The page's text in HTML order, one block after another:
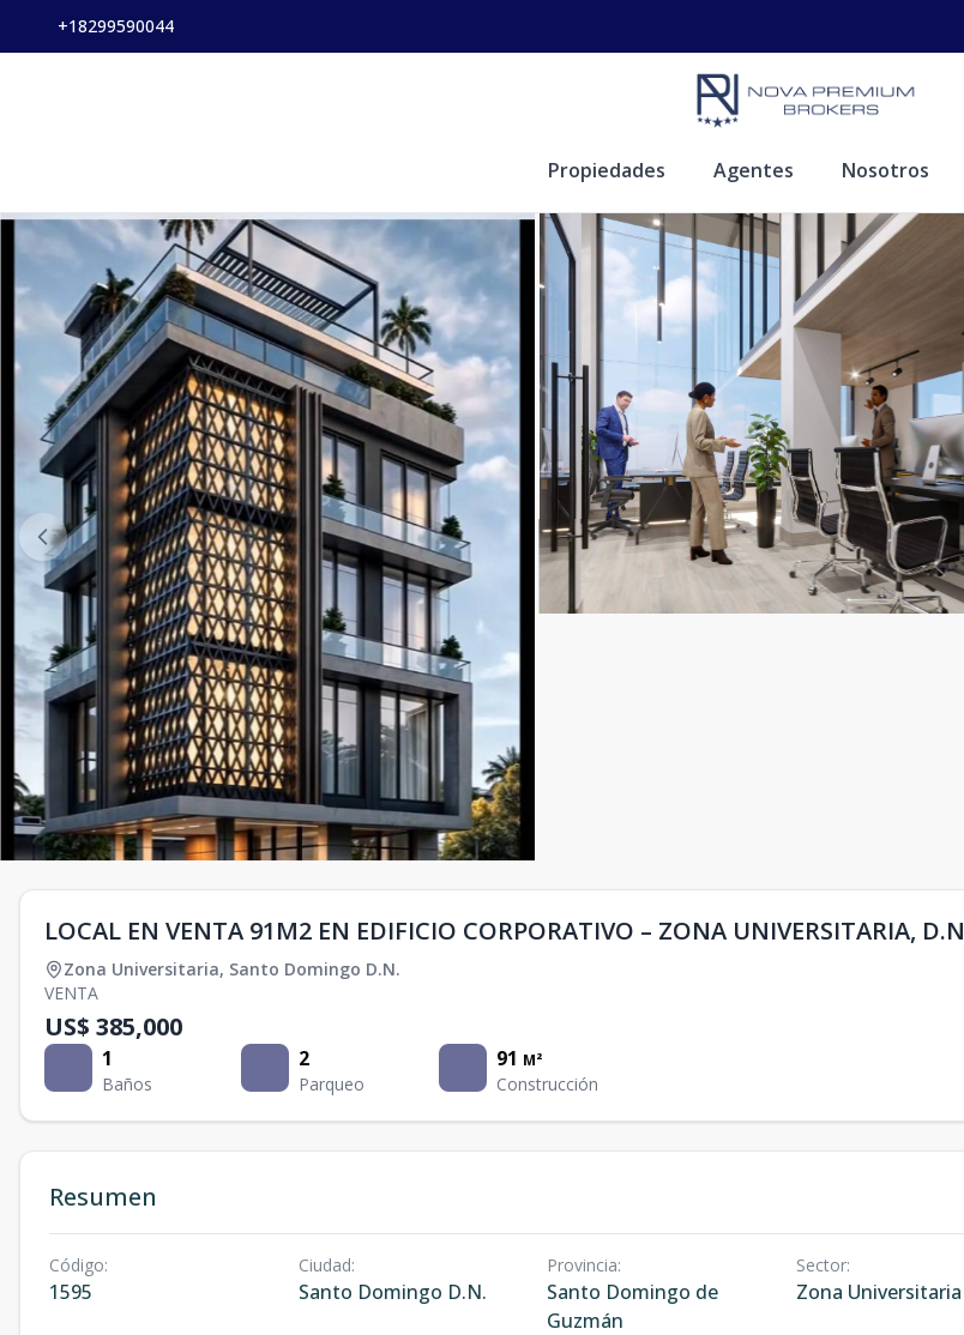
+18299590044
Propiedades Agentes Nosotros
LOCAL EN VENTA 91M2 EN EDIFICIO CORPORATIVO – ZONA UNIVERSITARIA, D.N
Zona Universitaria, Santo Domingo D.N.
VENTA
US$ 385,000
1
Baños
2
Parqueo
91 M²
Construcción
Resumen
Código:
1595
Ciudad:
Santo Domingo D.N.
Provincia:
Santo Domingo de
Guzmán
Sector:
Zona Universitaria